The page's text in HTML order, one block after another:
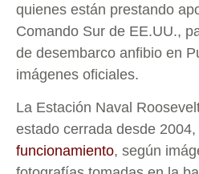
quienes están prestando
Comando Sur de EE.UU.,
de desembarco anfibio en
imágenes oficiales.
La Estación Naval
estado cerrada desde 2004,
funcionamiento, según